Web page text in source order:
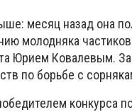
месяц назад она
молодняка
Юрием Ковалевым. За
по борьбе с
конкурса